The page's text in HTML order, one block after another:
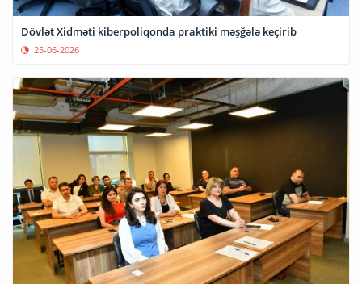
Dövlət Xidməti kiberpoliqonda praktiki məşğələ keçirib
25-06-2026